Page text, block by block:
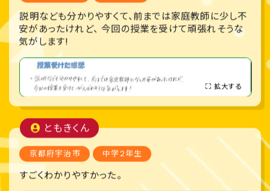
説明なども分かりやすくて、前までは家庭教師に少し不
安があったけれど、 今回の授業を受けて頑張れそうな
気がします!
拡大する
ともきくん
京都府宇治市 中学2年生
すごくわかりやすかった。